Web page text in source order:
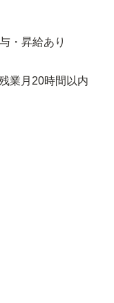
・昇給あり
業月20時間以内